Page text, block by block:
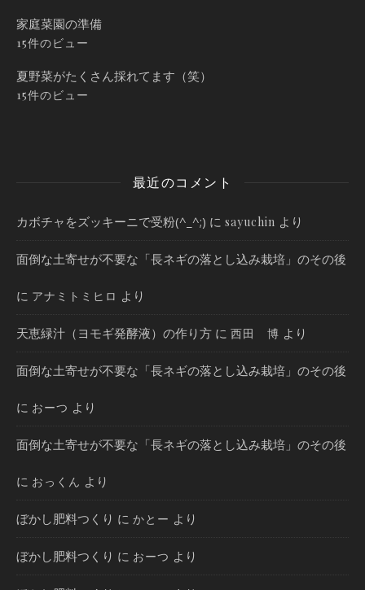
家庭菜園の準備
15件のビュー
夏野菜がたくさん採れてます（笑）
15件のビュー
最近のコメント
カボチャをズッキーニで受粉(^_^;) に sayuchin より
面倒な土寄せが不要な「長ネギの落とし込み栽培」のその後
に アナミトミヒロ より
天恵緑汁（ヨモギ発酵液）の作り方 に 西田 博 より
面倒な土寄せが不要な「長ネギの落とし込み栽培」のその後
に おーつ より
面倒な土寄せが不要な「長ネギの落とし込み栽培」のその後
に おっくん より
ぼかし肥料つくり に かとー より
ぼかし肥料つくり に おーつ より